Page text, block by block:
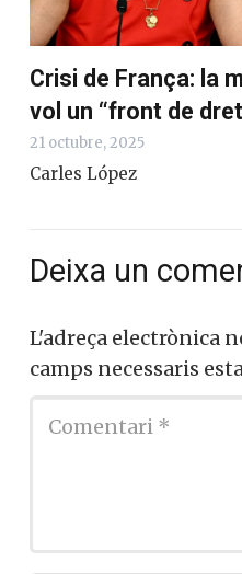
Crisi de França: la
vol un “front de
21 octubre, 2025
Carles López
Deixa un
L'adreça electrònica
camps necessaris